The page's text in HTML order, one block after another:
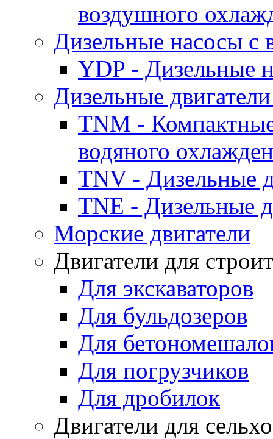
воздушного
Дизельные насосы
YDP - Дизельные
Дизельные
TNM -
водяного
TNV - Дизельные
TNE - Дизельные
Морские двигатели
Двигатели для
Для экскаваторов
Для бульдозеров
Для
Для погрузчиков
Для дробилок
Двигатели для